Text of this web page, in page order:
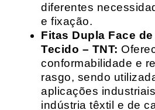
diferentes
e fixação.
Fitas Dupla Face
Tecido – TNT:
conformabilidade e
rasgo, sendo
aplicações
indústria têxtil e de